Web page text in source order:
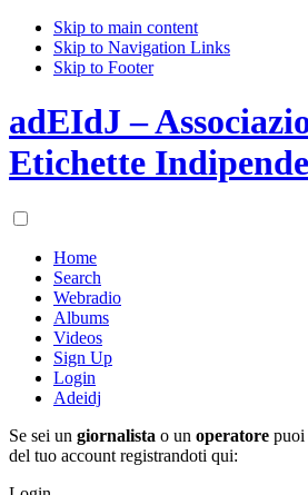
Skip to main content
Skip to Navigation Links
Skip to Footer
adEIdJ –
Etichette
Home
Search
Webradio
Albums
Videos
Sign Up
Login
Adeidj
Se sei un giornalista o un operatore puoi
del tuo account registrandoti qui: